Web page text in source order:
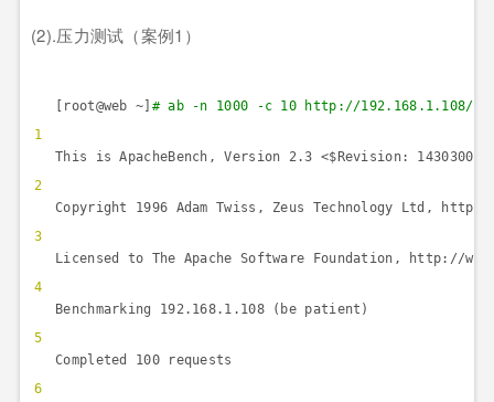
(2).压力测试（案例1 ）
1
2
3
4
5
6
[root@web ~] # ab -n 1000 -c 10 http://192.168.1.108/
This is ApacheBench, Version 2.3 <$Revision:
Copyright 1996 Adam Twiss, Zeus Technology Ltd,
Licensed to The Apache Software Foundation, http://
Benchmarking 192.168.1.108 (be patient)
Completed 100 requests